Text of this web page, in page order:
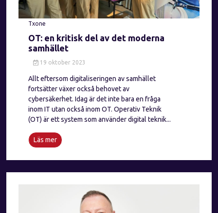
Txone
OT: en kritisk del av det moderna
samhället
19 oktober 2023
Allt eftersom digitaliseringen av samhället
fortsätter växer också behovet av
cybersäkerhet. Idag är det inte bara en fråga
inom IT utan också inom OT. Operativ Teknik
(OT) är ett system som använder digital teknik...
Läs mer